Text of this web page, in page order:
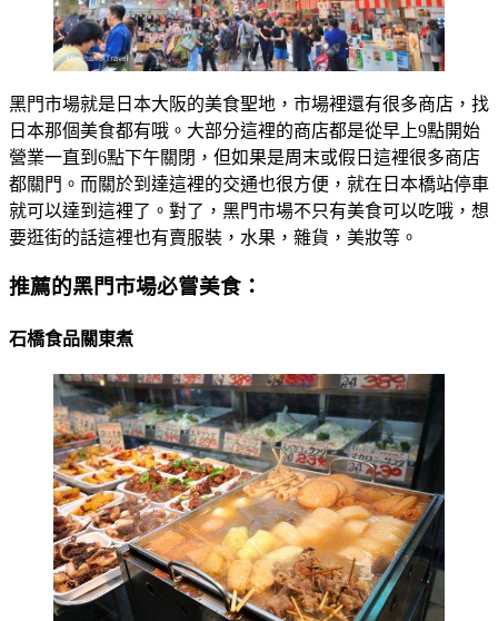
黑門市場就是日本大阪的美食聖地，市場裡還有很多商店，找
日本那個美食都有哦。大部分這裡的商店都是從早上9點開始
營業一直到6點下午關閉，但如果是周末或假日這裡很多商店
都關門。而關於到達這裡的交通也很方便，就在日本橋站停車
就可以達到這裡了。對了，黑門市場不只有美食可以吃哦，想
要逛街的話這裡也有賣服裝，水果，雜貨，美妝等。
推薦的黑門市場必嘗美食：
石橋食品關東煮